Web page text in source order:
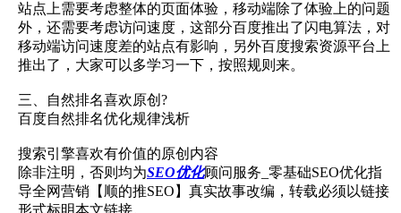
站点上需要考虑整体的页面体验，移动端除了体验上的问题
外，还需要考虑访问速度，这部分百度推出了闪电算法，对
移动端访问速度差的站点有影响，另外百度搜索资源平台上
推出了，大家可以多学习一下，按照规则来。
三、自然排名喜欢原创?
百度自然排名优化规律浅析
搜索引擎喜欢有价值的原创内容
除非注明，否则均为SEO优化顾问服务_零基础SEO优化指
导全网营销【顺的推SEO】真实故事改编，转载必须以链接
形式标明本文链接。